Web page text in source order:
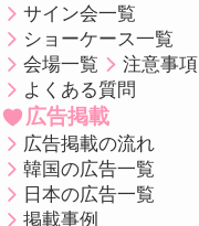
サイン会一覧
ショーケース一覧
会場一覧
注意事項
よくある質問
広告掲載
広告掲載の流れ
韓国の広告一覧
日本の広告一覧
掲載事例